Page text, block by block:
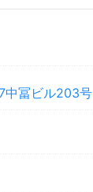
中冨ビル203号